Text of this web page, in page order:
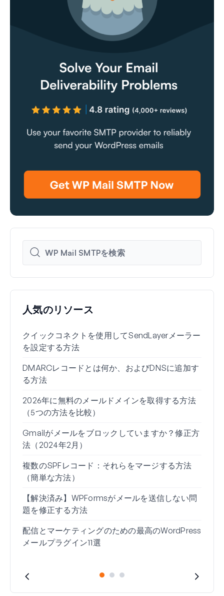
人気のリソース
クイックコネクトを使用してSendLayerメーラー
を設定する方法
DMARCレコードとは何か、およびDNSに追加す
る方法
2026年に無料のメールドメインを取得する方法
（5つの方法を比較）
Gmailがメールをブロックしていますか？修正方
法（2024年2月）
複数のSPFレコード：それらをマージする方法
（簡単な方法）
【解決済み】WPFormsがメールを送信しない問
題を修正する方法
配信とマーケティングのための最高のWordPress
メールプラグイン11選